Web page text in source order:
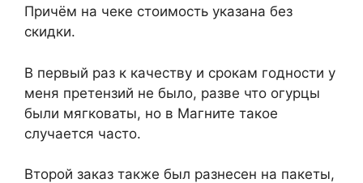
Причём на чеке стоимость указана без
скидки.
В первый раз к качеству и срокам годности у
меня претензий не было, разве что огурцы
были мягковаты, но в Магните такое
случается часто.
Второй заказ также был разнесен на пакеты,